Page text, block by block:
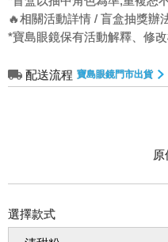
🔥相關活動詳情 / 盲盒抽獎辦
*寶島眼鏡保有活動解釋、修
配送流程 寶島眼鏡門市出貨
原
選擇款式